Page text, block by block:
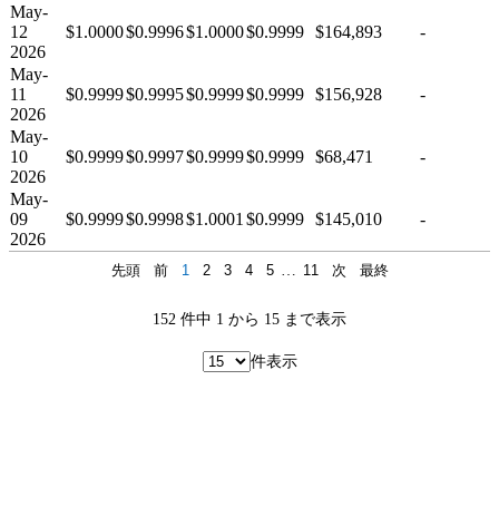
May-
12
2026
$1.0000$0.9996$1.0000$0.9999 $164,893 -
May-
11
2026
$0.9999$0.9995$0.9999$0.9999 $156,928 -
May-
10
2026
$0.9999$0.9997$0.9999$0.9999 $68,471 -
May-
09
2026
$0.9999$0.9998$1.0001 $0.9999 $145,010 -
152 件中 1 から 15 まで表示
件表示
先頭 前 1 2 3 4 5 11 次 最終